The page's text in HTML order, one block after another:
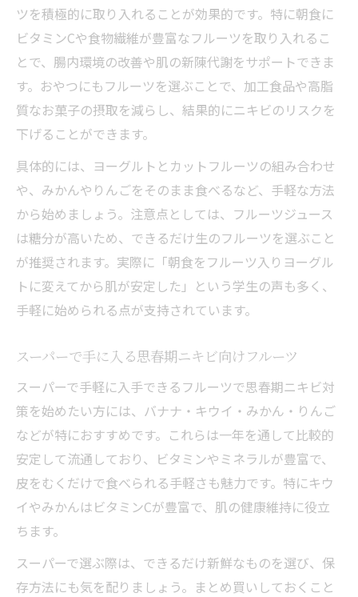
ツを積極的に取り入れることが効果的です。特に朝食に
ビタミンCや食物繊維が豊富なフルーツを取り入れるこ
とで、腸内環境の改善や肌の新陳代謝をサポートできま
す。おやつにもフルーツを選ぶことで、加工食品や高脂
質なお菓子の摂取を減らし、結果的にニキビのリスクを
下げることができます。
具体的には、ヨーグルトとカットフルーツの組み合わせ
や、みかんやりんごをそのまま食べるなど、手軽な方法
から始めましょう。注意点としては、フルーツジュース
は糖分が高いため、できるだけ生のフルーツを選ぶこと
が推奨されます。実際に「朝食をフルーツ入りヨーグル
トに変えてから肌が安定した」という学生の声も多く、
手軽に始められる点が支持されています。
スーパーで手に入る思春期ニキビ向けフルーツ
スーパーで手軽に入手できるフルーツで思春期ニキビ対
策を始めたい方には、バナナ・キウイ・みかん・りんご
などが特におすすめです。これらは一年を通して比較的
安定して流通しており、ビタミンやミネラルが豊富で、
皮をむくだけで食べられる手軽さも魅力です。特にキウ
イやみかんはビタミンCが豊富で、肌の健康維持に役立
ちます。
スーパーで選ぶ際は、できるだけ新鮮なものを選び、保
存方法にも気を配りましょう。まとめ買いしておくこと